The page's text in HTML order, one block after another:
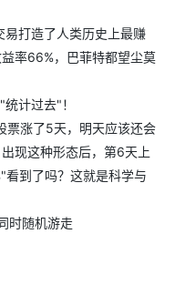
易打造了人类历史上最赚
率66%，巴菲特都望尘莫
计过去"！
票涨了5天，明天应该还会
现这种形态后，第6天上
到了吗？这就是科学与
时随机游走